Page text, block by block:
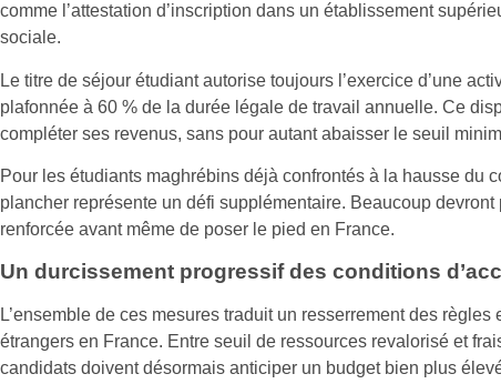
comme l’attestation d’inscription dans un établissement
sociale.
Le titre de séjour étudiant autorise toujours l’exercice d’une
plafonnée à 60 % de la durée légale de travail annuelle. Ce
compléter ses revenus, sans pour autant abaisser le seuil
Pour les étudiants maghrébins déjà confrontés à la hausse du
plancher représente un défi supplémentaire. Beaucoup
renforcée avant même de poser le pied en France.
Un durcissement progressif des conditions
L’ensemble de ces mesures traduit un resserrement des
étrangers en France. Entre seuil de ressources revalorisé et
candidats doivent désormais anticiper un budget bien plus